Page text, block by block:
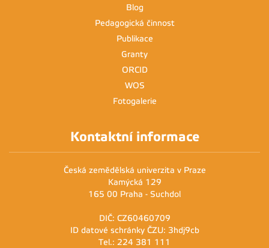
Blog
Pedagogická činnost
Publikace
Granty
ORCID
WOS
Fotogalerie
Kontaktní informace
Česká zemědělská univerzita v Praze
Kamýcká 129
165 00 Praha - Suchdol
DIČ: CZ60460709
ID datové schránky ČZU: 3hdj9cb
Tel.: 224 381 111